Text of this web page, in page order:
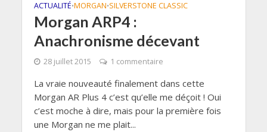
ACTUALITÉ•MORGAN•SILVERSTONE CLASSIC
Morgan ARP4 :
Anachronisme décevant
28 juillet 2015 1 commentaire
La vraie nouveauté finalement dans cette
Morgan AR Plus 4 c’est qu’elle me déçoit ! Oui
c’est moche à dire, mais pour la première fois
une Morgan ne me plait...